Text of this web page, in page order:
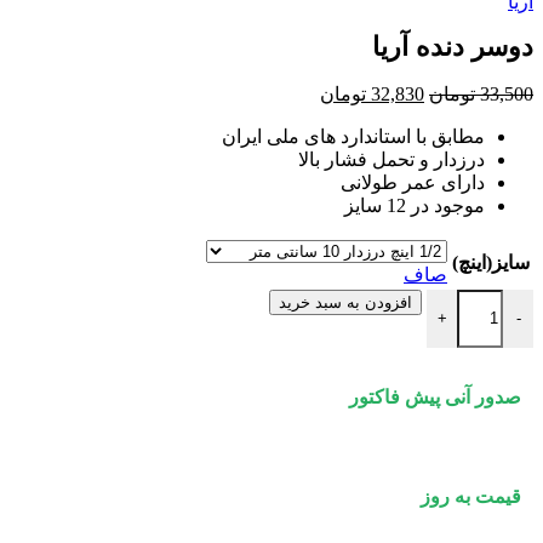
دوسر دنده آریا
33,500 تومان قیمت
33,500 تومان
بود.
32,830 تومان
32,830 تومان.
مطابق با استاندارد های ملی ایران
درزدار و تحمل فشار بالا
دارای عمر طولانی
موجود در 12 سایز
سایز(اینچ)
صاف
-
دوسر دنده آریا عدد
+
افزودن به سبد خرید
صدور آنی پیش فاکتور
قیمت به روز